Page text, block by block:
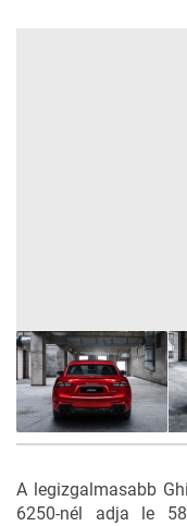
A legizgalmasabb
6250-nél adja le